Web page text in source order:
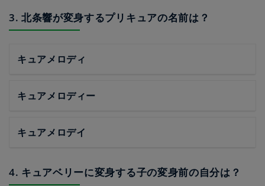
3. 北条響が変身するプリキュアの名前は？
キュアメロディ
キュアメロディー
キュアメロデイ
4. キュアベリーに変身する子の変身前の自分は？